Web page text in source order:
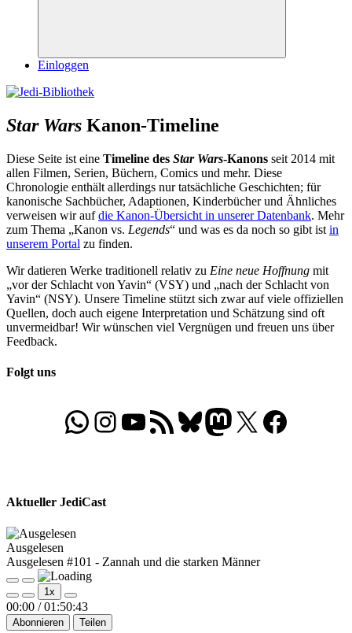
Suchen
Einloggen
Star Wars Kanon-Timeline
Diese Seite ist eine Timeline des Star Wars-Kanons seit 2014 mit
allen Filmen, Serien, Büchern, Comics und mehr. Diese
Chronologie enthält allerdings nur tatsächliche Geschichten; für
kanonische Sachbücher, Adaptionen, Kinderbücher und Ähnliches
verweisen wir aufdie Kanon-Übersicht in unserer Datenbank. Mehr
zum Thema „Kanon vs. Legends“ und was es da noch so gibt ist in
unserem Portal zu finden.
Wir datieren Werke traditionell relativ zu Eine neue Hoffnung mit
„vor der Schlacht von Yavin“ (VSY) und „nach der Schlacht von
Yavin“ (NSY). Unsere Timeline stützt sich zwar auf viele offiziellen
Quellen, doch auch eigene Interpretation und Schätzung sind oft
unvermeidbar! Wir wünschen viel Vergnügen und freuen uns über
Feedback.
Folgt uns
WhatsApp
Folgt uns auf Instagram
Besucht unseren YouTube-Kanal
RSS-FeedBluesky
Folgt uns auf Mastodon
X Folgt uns auf
Aktueller JediCast
Ausgelesen
Ausgelesen #101 - Zannah und die starken Männer
Play
Episode
Pause
Episode
1x
00:00 / 01:50:43
Abonnieren Teilen